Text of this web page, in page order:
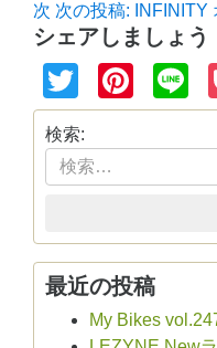
次 次の投稿: INFINITY
シェアしましょう
Twitter
検索:
最近の投稿
My Bikes